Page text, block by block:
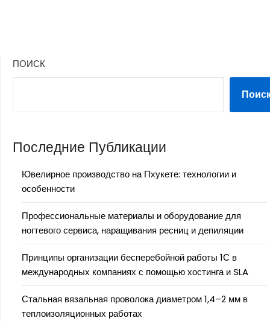
ПОИСК
Последние Публикации
Ювелирное производство на Пхукете: технологии и
особенности
Профессиональные материалы и оборудование для
ногтевого сервиса, наращивания ресниц и депиляции
Принципы организации бесперебойной работы 1С в
международных компаниях с помощью хостинга и SLA
Стальная вязальная проволока диаметром 1,4–2 мм в
теплоизоляционных работах